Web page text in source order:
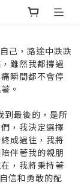
己，路途中跌跌
雖然我都撐過
瞬間都不會停
。
到最後的，是所
，我決定選擇
成過往，我將
伴著我的親朋
，我將秉持著
信和勇敢的配